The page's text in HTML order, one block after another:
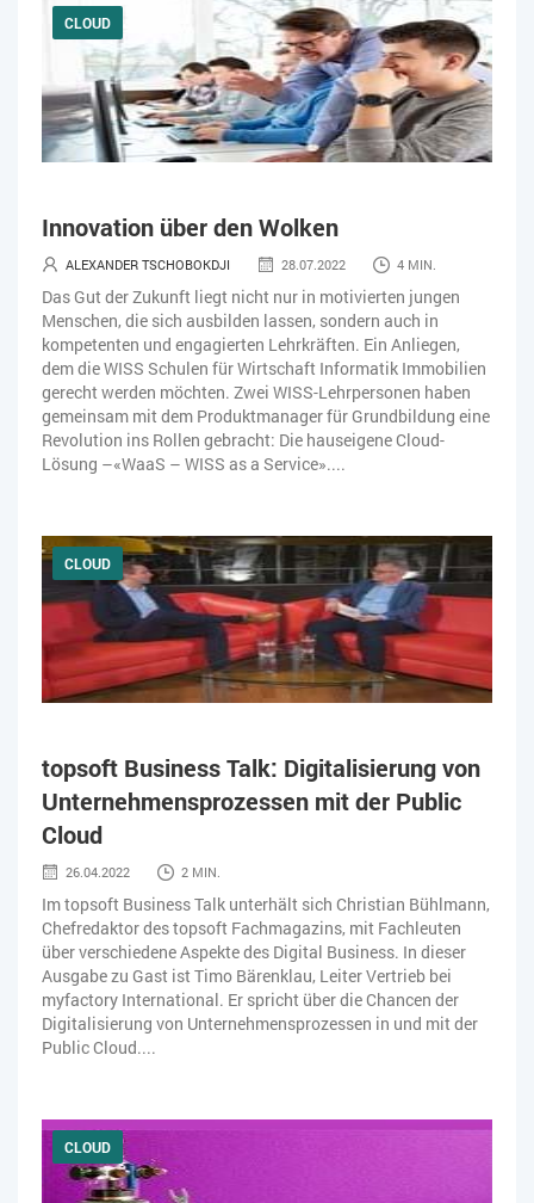
CLOUD
Innovation über den Wolken
ALEXANDER TSCHOBOKDJI 28.07.2022 4 MIN.
Das Gut der Zukunft liegt nicht nur in motivierten jungen
Menschen, die sich ausbilden lassen, sondern auch in
kompetenten und engagierten Lehrkräften. Ein Anliegen,
dem die WISS Schulen für Wirtschaft Informatik Immobilien
gerecht werden möchten. Zwei WISS-Lehrpersonen haben
gemeinsam mit dem Produktmanager für Grundbildung eine
Revolution ins Rollen gebracht: Die hauseigene Cloud-
Lösung –«WaaS – WISS as a Service»....
CLOUD
topsoft Business Talk: Digitalisierung von
Unternehmensprozessen mit der Public
Cloud
26.04.2022 2 MIN.
Im topsoft Business Talk unterhält sich Christian Bühlmann,
Chefredaktor des topsoft Fachmagazins, mit Fachleuten
über verschiedene Aspekte des Digital Business. In dieser
Ausgabe zu Gast ist Timo Bärenklau, Leiter Vertrieb bei
myfactory International. Er spricht über die Chancen der
Digitalisierung von Unternehmensprozessen in und mit der
Public Cloud....
CLOUD